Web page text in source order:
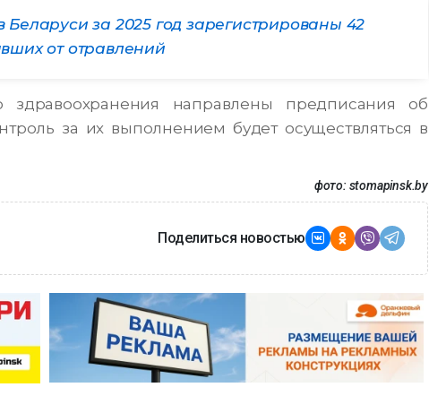
за 2025 год зарегистрированы 42
от отравлений
направлены предписания об
за их выполнением будет осуществляться в
фото: stomapinsk.by
Поделиться новостью